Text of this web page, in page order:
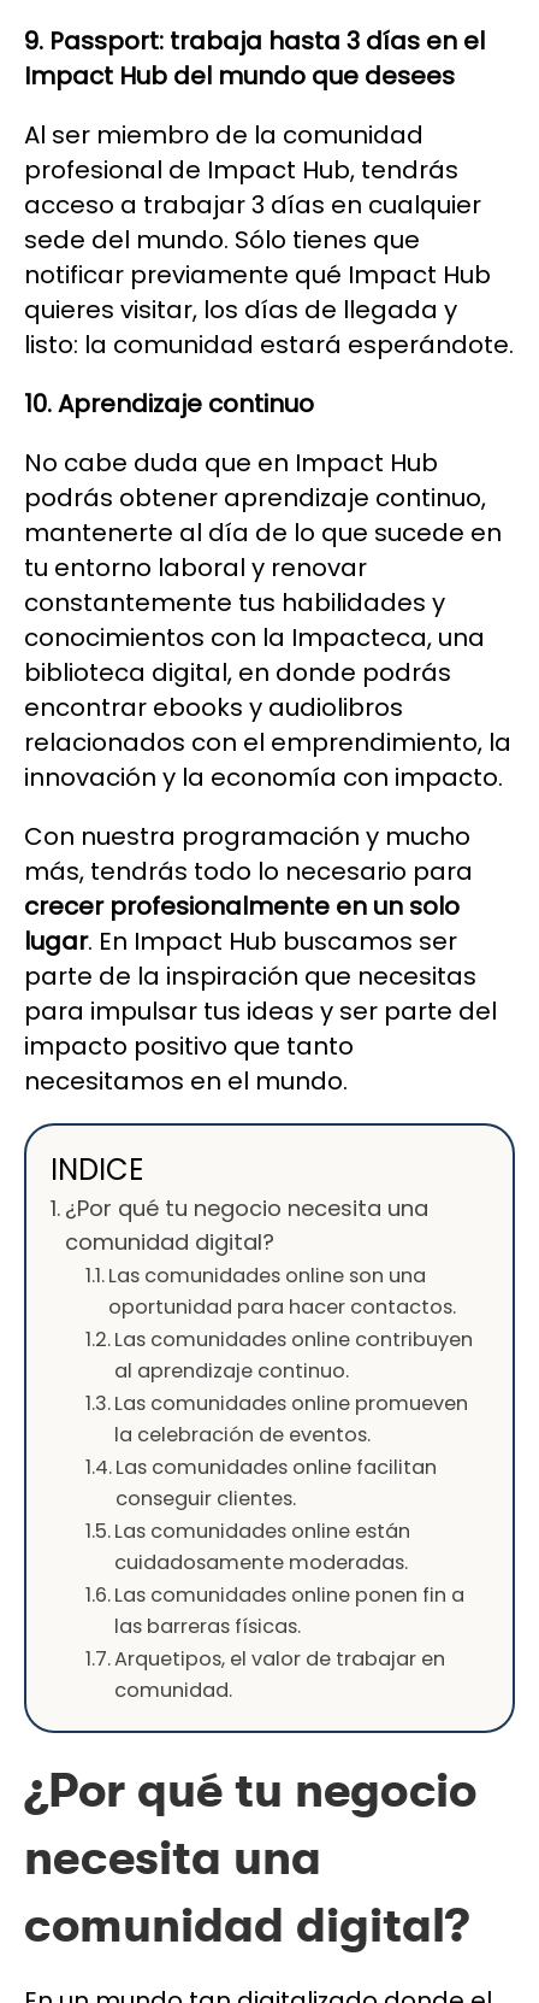
9. Passport: trabaja hasta 3 días en el
Impact Hub del mundo que desees
Al ser miembro de la comunidad
profesional de Impact Hub, tendrás
acceso a trabajar 3 días en cualquier
sede del mundo. Sólo tienes que
notificar previamente qué Impact Hub
quieres visitar, los días de llegada y
listo: la comunidad estará esperándote.
10. Aprendizaje continuo
No cabe duda que en Impact Hub
podrás obtener aprendizaje continuo,
mantenerte al día de lo que sucede en
tu entorno laboral y renovar
constantemente tus habilidades y
conocimientos con la Impacteca, una
biblioteca digital, en donde podrás
encontrar ebooks y audiolibros
relacionados con el emprendimiento, la
innovación y la economía con impacto.
Con nuestra programación y mucho
más, tendrás todo lo necesario para
crecer profesionalmente en un solo
lugar. En Impact Hub buscamos ser
parte de la inspiración que necesitas
para impulsar tus ideas y ser parte del
impacto positivo que tanto
necesitamos en el mundo.
INDICE
¿Por qué tu negocio necesita una
comunidad digital?
Las comunidades online son una
oportunidad para hacer contactos.
Las comunidades online contribuyen
al aprendizaje continuo.
Las comunidades online promueven
la celebración de eventos.
Las comunidades online facilitan
conseguir clientes.
Las comunidades online están
cuidadosamente moderadas.
Las comunidades online ponen fin a
las barreras físicas.
Arquetipos, el valor de trabajar en
comunidad.
¿Por qué tu negocio
necesita una
comunidad digital?